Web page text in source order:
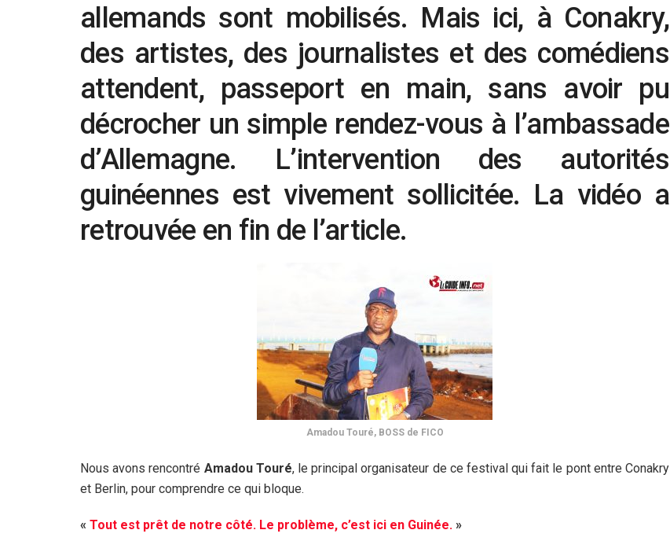
allemands sont mobilisés. Mais ici, à Conakry,
des artistes, des journalistes et des comédiens
attendent, passeport en main, sans avoir pu
décrocher un simple rendez-vous à l’ambassade
d’Allemagne. L’intervention des autorités
guinéennes est vivement sollicitée. La vidéo a
retrouvée en fin de l’article.
Amadou Touré, BOSS de FICO
Nous avons rencontré Amadou Touré, le principal organisateur de ce festival qui fait le pont entre Conakry
et Berlin, pour comprendre ce qui bloque.
« Tout est prêt de notre côté. Le problème, c’est ici en Guinée. »